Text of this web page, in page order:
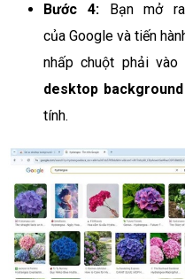
Bước 4:Bạn mở ra
của Google và tiến
nhấp chuột phải vào
desktop background
tính.